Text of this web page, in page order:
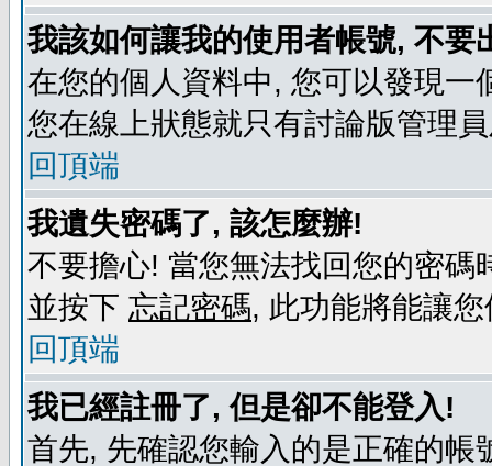
我該如何讓我的使用者帳號, 不
在您的個人資料中, 您可以發現一
您在線上狀態就只有討論版管理
回頂端
我遺失密碼了, 該怎麼辦!
不要擔心! 當您無法找回您的密
並按下 忘記密碼, 此功能將能讓
回頂端
我已經註冊了, 但是卻不能登入!
首先, 先確認您輸入的是正確的